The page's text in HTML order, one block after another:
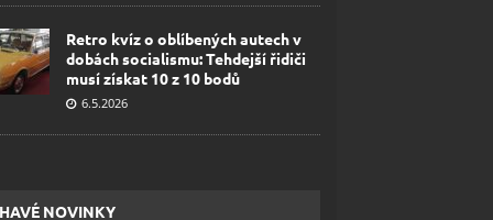
Retro kvíz o oblíbených autech v
dobách socialismu: Tehdejší řidiči
musí získat 10 z 10 bodů
6.5.2026
NOVINKY